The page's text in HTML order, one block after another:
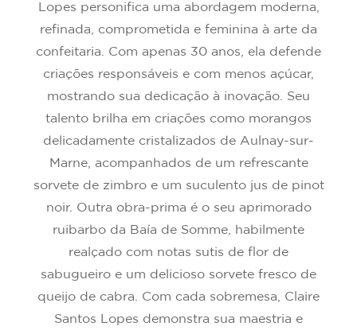
Lopes personifica uma abordagem moderna,
refinada, comprometida e feminina à arte da
confeitaria. Com apenas 30 anos, ela defende
criações responsáveis e com menos açúcar,
mostrando sua dedicação à inovação. Seu
talento brilha em criações como morangos
delicadamente cristalizados de Aulnay-sur-
Marne, acompanhados de um refrescante
sorvete de zimbro e um suculento jus de pinot
noir. Outra obra-prima é o seu aprimorado
ruibarbo da Baía de Somme, habilmente
realçado com notas sutis de flor de
sabugueiro e um delicioso sorvete fresco de
queijo de cabra. Com cada sobremesa, Claire
Santos Lopes demonstra sua maestria e